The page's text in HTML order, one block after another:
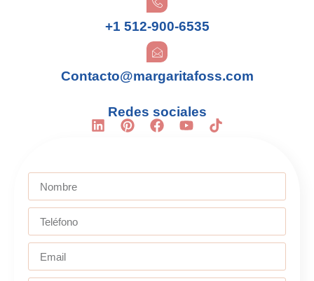
+1 512-900-6535
Contacto@margaritafoss.com
Redes sociales